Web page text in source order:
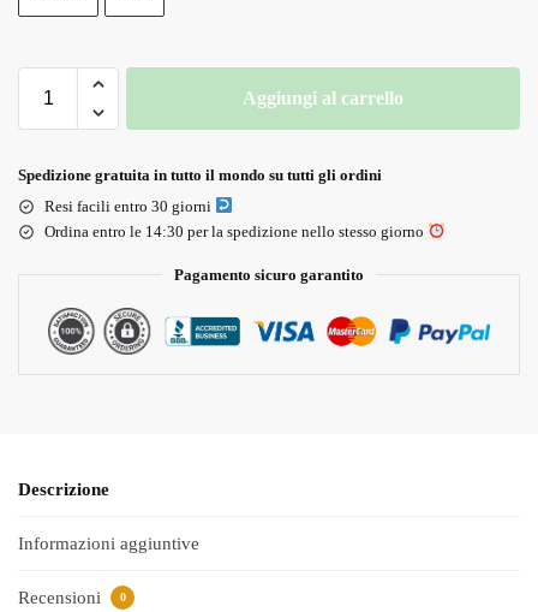
Aggiungi al carrello
Spedizione gratuita in tutto il mondo su tutti gli ordini
Resi facili entro 30 giorni
Ordina entro le 14:30 per la spedizione nello stesso giorno
Pagamento sicuro garantito
Descrizione
Informazioni aggiuntive
Recensioni 0